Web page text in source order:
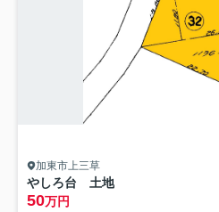
加東市上三草
やしろ台 土地
50万円